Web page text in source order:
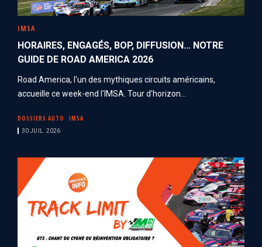
IMSA
HORAIRES, ENGAGÉS, BOP, DIFFUSION... NOTRE
GUIDE DE ROAD AMERICA 2026
Road America, l'un des mythiques circuits américains,
accueille ce week-end l'IMSA. Tour d'horizon...
DOSSIERS AUTO IMSA
30 JUIL. 2026